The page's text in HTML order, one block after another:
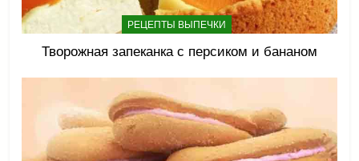
РЕЦЕПТЫ ВЫПЕЧКИ
Творожная запеканка с персиком и бананом